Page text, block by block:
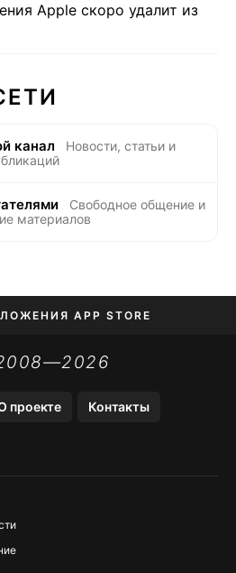
Apple скоро удалит из
канал
Новости, статьи и
Свободное общение и
материалов
APP STORE
БЕЗ APP STORE
проекте Контакты